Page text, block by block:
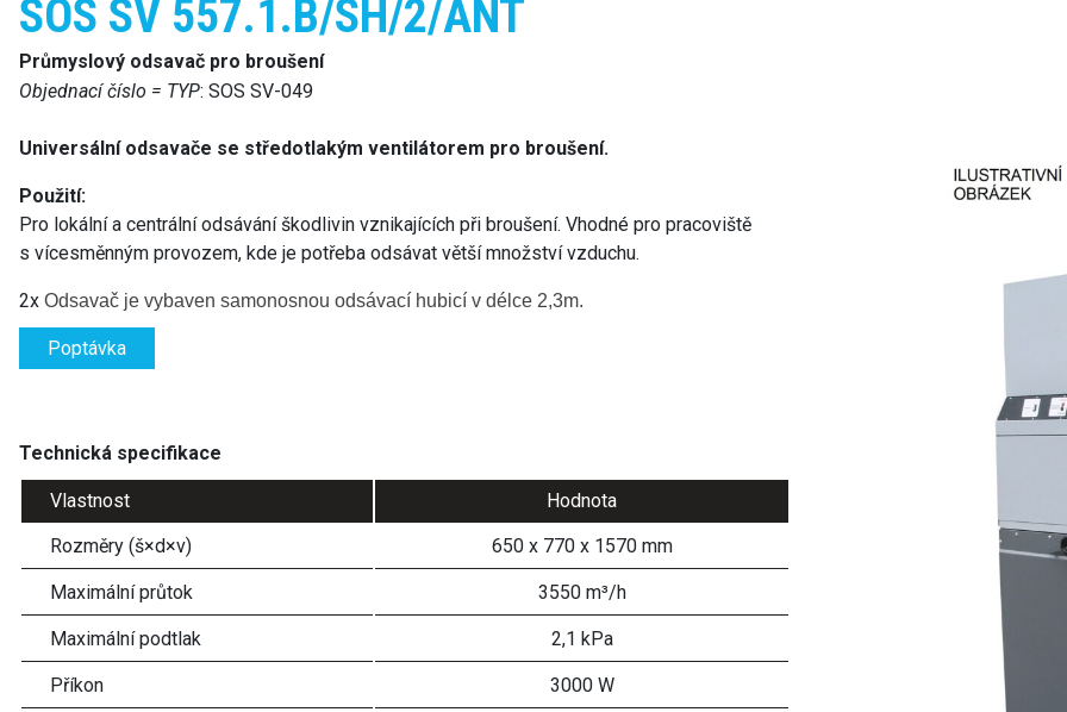
SOS SV 557.1.B/SH/2/ANT
Průmyslový odsavač pro broušení
Objednací číslo = TYP: SOS SV-049
Universální odsavače se středotlakým ventilátorem pro broušení.
Použití:
Pro lokální a centrální odsávání škodlivin vznikajících při broušení. Vhodné pro pracoviště
s vícesměnným provozem, kde je potřeba odsávat větší množství vzduchu.
2x Odsavač je vybaven samonosnou odsávací hubicí v délce 2,3m.
Poptávka
Technická specifikace
Vlastnost
Hodnota
Rozměry (š×d×v)
650 x 770 x 1570 mm
Maximální průtok 3550 m³/h
Maximální podtlak 2,1 kPa
Příkon 3000 W